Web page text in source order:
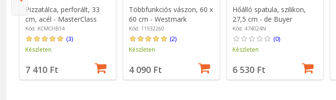
Pizzatálca, perforált, 33
cm, acél - MasterClass
Kód: KCMCHB14
(3)
Készleten
7 410 Ft
Többfunkciós vászon, 60 x
60 cm - Westmark
Kód: 11932260
(2)
Készleten
4 090 Ft
Hőálló spatula, szilikon,
27,5 cm - de Buyer
Kód: 474024N
(0)
Készleten
6 530 Ft